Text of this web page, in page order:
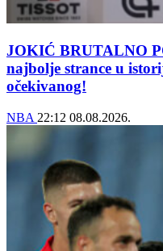
JOKIĆ BRUTALNO
najbolje strance u
očekivanog!
NBA 22:12 08.08.2026.